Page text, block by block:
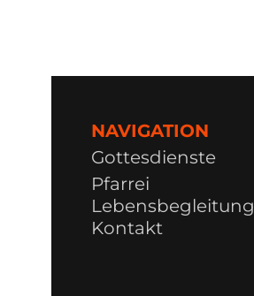
NAVIGATION
Gottesdienste
Pfarrei
Lebensbegleitung
Kontakt